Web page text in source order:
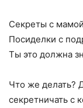
Секреты с
Посиделки с
Ты это должна
Что же делать?
секретничать с